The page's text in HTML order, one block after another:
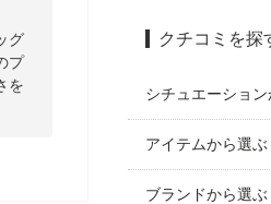
グ
プ
を
クチコミを探
シチュエーション
アイテムから選ぶ
ブランドから選ぶ